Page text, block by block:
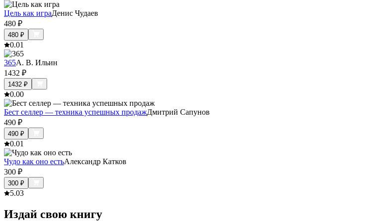
Цель как играДенис Чудаев
480 ₽
480 ₽
0.01
365А. В. Ильин
1432 ₽
1432 ₽
0.00
Бест селлер — техника успешных продажДмитрий Сапунов
490 ₽
490 ₽
0.01
Чудо как оно естьАлександр Катков
300 ₽
300 ₽
5.03
Издай свою книгу